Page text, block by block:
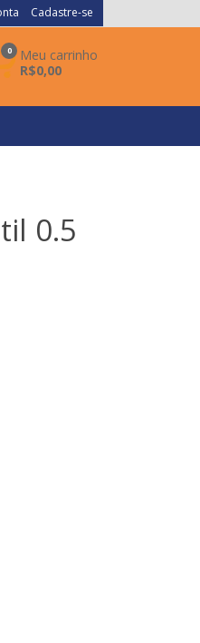
Cadastre-se
0
Meu carrinho
R$0,00
0.5